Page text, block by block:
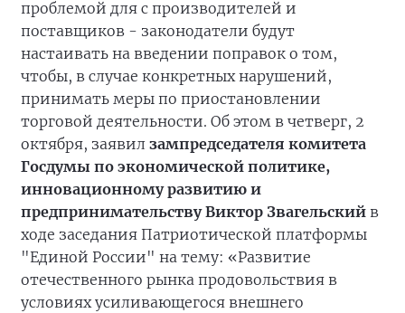
проблемой для с производителей и
поставщиков - законодатели будут
настаивать на введении поправок о том,
чтобы, в случае конкретных нарушений,
принимать меры по приостановлении
торговой деятельности. Об этом в четверг, 2
октября, заявил зампредседателя комитета
Госдумы по экономической политике,
инновационному развитию и
предпринимательству Виктор Звагельский в
ходе заседания Патриотической платформы
"Единой России" на тему: «Развитие
отечественного рынка продовольствия в
условиях усиливающегося внешнего